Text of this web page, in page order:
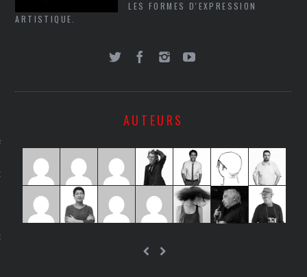
CARAVELLE
PODCAST
LES FORMES D'EXPRESSION
ARTISTIQUE.
AUTEURS